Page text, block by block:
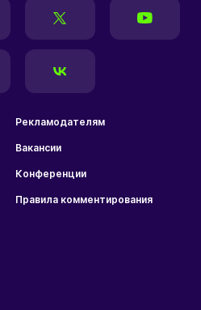
Рекламодателям
Вакансии
Конференции
Правила комментирования